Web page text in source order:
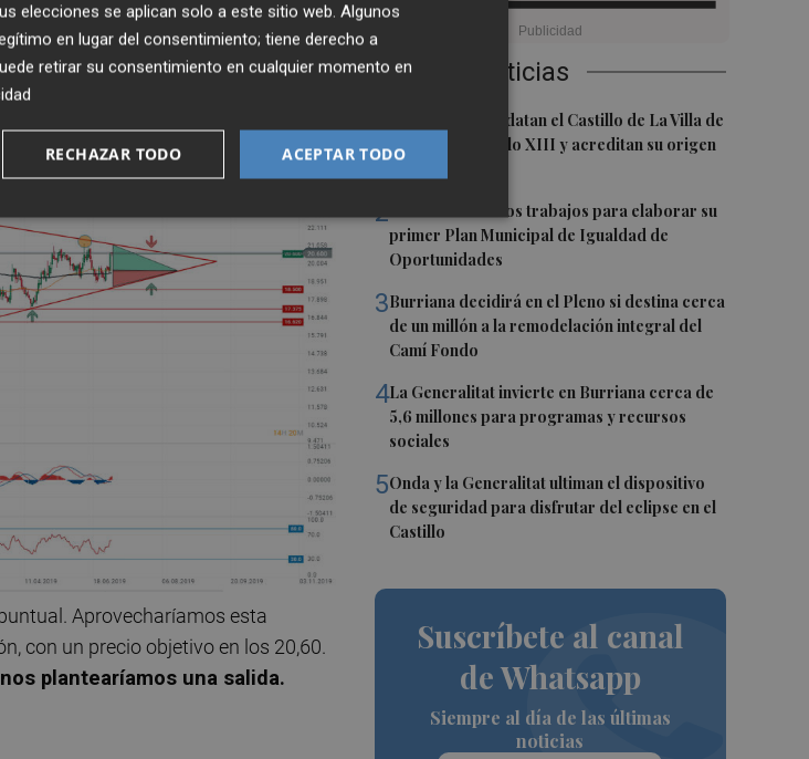
Últimas Noticias
1 Investigadores datan el Castillo de La Villa de
El Toro en el siglo XIII y acreditan su origen
2 Vila-real inicia los trabajos para elaborar su
primer Plan Municipal de Igualdad de
Oportunidades
3Burriana decidirá en el Pleno si destina cerca
de un millón a la remodelación integral del
Camí Fondo
4La Generalitat invierte en Burriana cerca de
5,6 millones para programas y recursos
sociales
5Onda y la Generalitat ultiman el dispositivo
de seguridad para disfrutar del eclipse en el
Castillo
Suscríbete al canal
de Whatsapp
Siempre al día de las últimas
noticias
y mínimos crecientes,
romper esta figura en el largo
Aprovecharíamos esta
con un precio objetivo en los 20,60.
plantearíamos una salida.
elecciones se aplican solo a este sitio web. Algunos
en lugar del consentimiento; tiene derecho a
retirar su consentimiento en cualquier momento en
ACEPTAR TODO
RECHAZAR TODO